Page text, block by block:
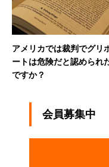
23日号）の記事にありま
やはり発がん性があるの
ないですか。
アメリカでは裁判でグリ
ートは危険だと認められ
ですか？
会員募集中